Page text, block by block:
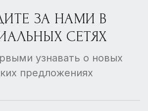
ЗА НАМИ В
СЕТЯХ
узнавать о новых
предложениях